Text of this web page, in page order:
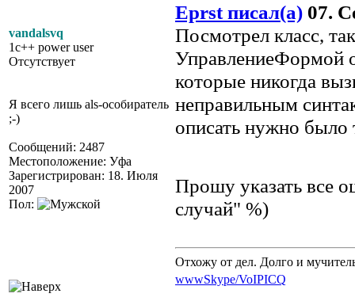
vandalsvq
1c++ power user
Отсутствует
Я всего лишь als-особиратель
;-)
Сообщений: 2487
Местоположение: Уфа
Зарегистрирован: 18. Июля
2007
Пол:
Eprst писал(а) 07.
Посмотрел класс,
УправлениеФормой
которые никогда
неправильным
описать нужно было
Прошу указать все
случай" %)
Отхожу от дел. Долго и
wwwSkype/VoIPICQ